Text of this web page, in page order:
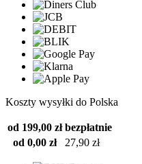
Koszty wysyłki do Polska
od 199,00 zł bezpłatnie
od 0,00 zł
27,90 zł